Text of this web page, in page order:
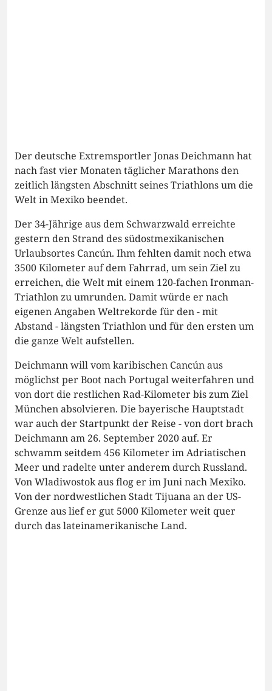
Der deutsche Extremsportler Jonas Deichmann hat
nach fast vier Monaten täglicher Marathons den
zeitlich längsten Abschnitt seines Triathlons um die
Welt in Mexiko beendet.
Der 34-Jährige aus dem Schwarzwald erreichte
gestern den Strand des südostmexikanischen
Urlaubsortes Cancún. Ihm fehlten damit noch etwa
3500 Kilometer auf dem Fahrrad, um sein Ziel zu
erreichen, die Welt mit einem 120-fachen Ironman-
Triathlon zu umrunden. Damit würde er nach
eigenen Angaben Weltrekorde für den - mit
Abstand - längsten Triathlon und für den ersten um
die ganze Welt aufstellen.
Deichmann will vom karibischen Cancún aus
möglichst per Boot nach Portugal weiterfahren und
von dort die restlichen Rad-Kilometer bis zum Ziel
München absolvieren. Die bayerische Hauptstadt
war auch der Startpunkt der Reise - von dort brach
Deichmann am 26. September 2020 auf. Er
schwamm seitdem 456 Kilometer im Adriatischen
Meer und radelte unter anderem durch Russland.
Von Wladiwostok aus flog er im Juni nach Mexiko.
Von der nordwestlichen Stadt Tijuana an der US-
Grenze aus lief er gut 5000 Kilometer weit quer
durch das lateinamerikanische Land.